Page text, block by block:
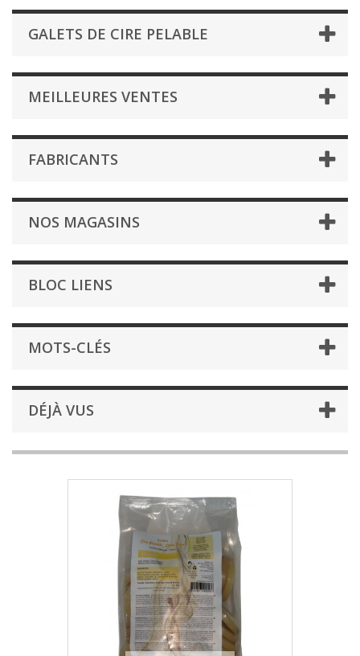
GALETS DE CIRE PELABLE
MEILLEURES VENTES
FABRICANTS
NOS MAGASINS
BLOC LIENS
MOTS-CLÉS
DÉJÀ VUS